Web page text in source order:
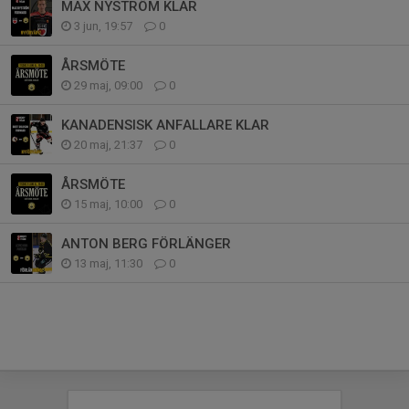
MAX NYSTRÖM KLAR
3 jun, 19:57 0
ÅRSMÖTE
29 maj, 09:00 0
KANADENSISK ANFALLARE KLAR
20 maj, 21:37 0
ÅRSMÖTE
15 maj, 10:00 0
ANTON BERG FÖRLÄNGER
13 maj, 11:30 0